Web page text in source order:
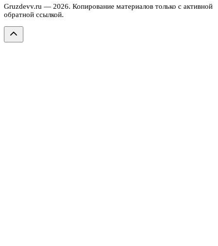
Gruzdevv.ru — 2026. Копирование материалов только с активной
обратной ссылкой.